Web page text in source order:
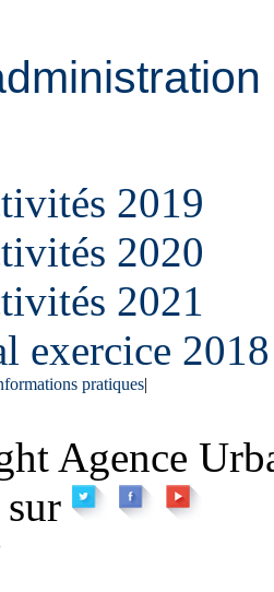
2019
2020
2021
exercice 2018
pratiques|
Agence